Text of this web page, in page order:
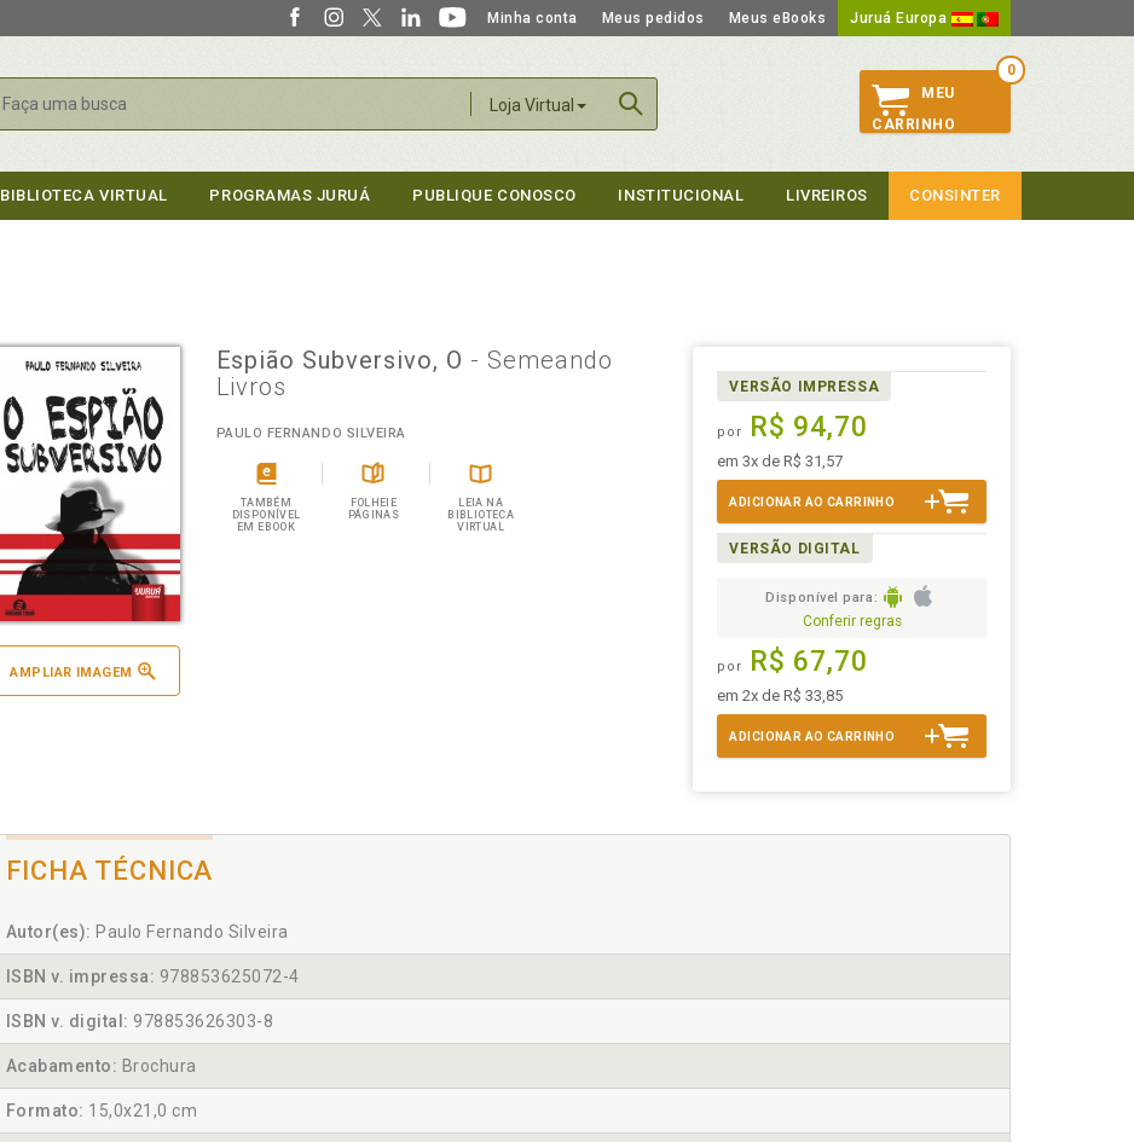
Minha conta Meus pedidos Meus eBooks Juruá Europa
Loja Virtual
Buscar
0
MEU
CARRINHO
BIBLIOTECA VIRTUAL PROGRAMAS JURUÁ PUBLIQUE CONOSCO INSTITUCIONAL LIVREIROS CONSINTER
AMPLIAR IMAGEM
Espião Subversivo, O - Semeando
Livros
PAULO FERNANDO SILVEIRA
TAMBÉM
DISPONÍVEL
EM EBOOK
FOLHEIE
PÁGINAS
LEIA NA
BIBLIOTECA
VIRTUAL
VERSÃO IMPRESSA
por R$ 94,70
em 3x de R$ 31,57
ADICIONAR AO CARRINHO
VERSÃO DIGITAL
Disponível para:
Conferir regras
por R$ 67,70
em 2x de R$ 33,85
ADICIONAR AO CARRINHO
FICHA TÉCNICA
Autor(es): Paulo Fernando Silveira
ISBN v. impressa: 978853625072-4
ISBN v. digital: 978853626303-8
Acabamento: Brochura
Formato: 15,0x21,0 cm